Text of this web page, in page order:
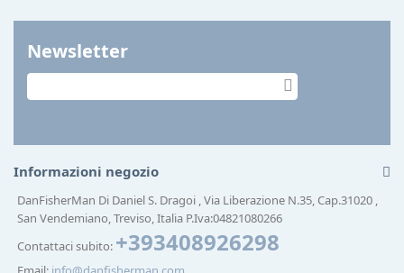
Newsletter
Informazioni negozio
DanFisherMan Di Daniel S. Dragoi , Via Liberazione N.35, Cap.31020 ,
San Vendemiano, Treviso, Italia P.Iva:04821080266
Contattaci subito: +393408926298